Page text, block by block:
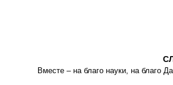
Вместе – на благо науки, на благо